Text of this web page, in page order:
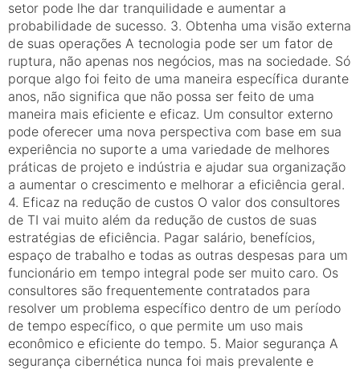
setor pode lhe dar tranquilidade e aumentar a
probabilidade de sucesso. 3. Obtenha uma visão externa
de suas operações A tecnologia pode ser um fator de
ruptura, não apenas nos negócios, mas na sociedade. Só
porque algo foi feito de uma maneira específica durante
anos, não significa que não possa ser feito de uma
maneira mais eficiente e eficaz. Um consultor externo
pode oferecer uma nova perspectiva com base em sua
experiência no suporte a uma variedade de melhores
práticas de projeto e indústria e ajudar sua organização
a aumentar o crescimento e melhorar a eficiência geral.
4. Eficaz na redução de custos O valor dos consultores
de TI vai muito além da redução de custos de suas
estratégias de eficiência. Pagar salário, benefícios,
espaço de trabalho e todas as outras despesas para um
funcionário em tempo integral pode ser muito caro. Os
consultores são frequentemente contratados para
resolver um problema específico dentro de um período
de tempo específico, o que permite um uso mais
econômico e eficiente do tempo. 5. Maior segurança A
segurança cibernética nunca foi mais prevalente e